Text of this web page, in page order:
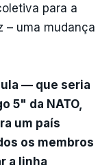
para a
– uma mudança
— que seria
5" da NATO,
um país
os membros
a linha